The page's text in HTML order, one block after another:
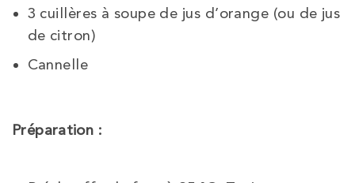
3 cuillères à soupe de jus d’orange (ou de jus
de citron)
Cannelle
Préparation :